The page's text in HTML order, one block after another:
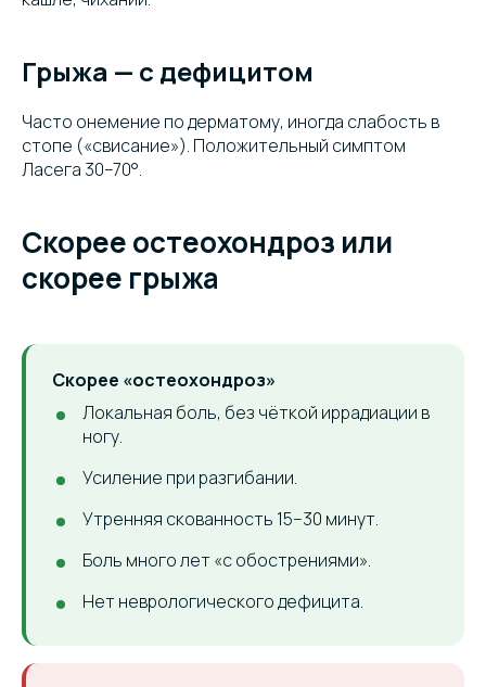
Грыжа — с дефицитом
Часто онемение по дерматому, иногда слабость в
стопе («свисание»). Положительный симптом
Ласега 30–70°.
Скорее остеохондроз или
скорее грыжа
Скорее «остеохондроз»
Локальная боль, без чёткой иррадиации в
ногу.
Усиление при разгибании.
Утренняя скованность 15–30 минут.
Боль много лет «с обострениями».
Нет неврологического дефицита.